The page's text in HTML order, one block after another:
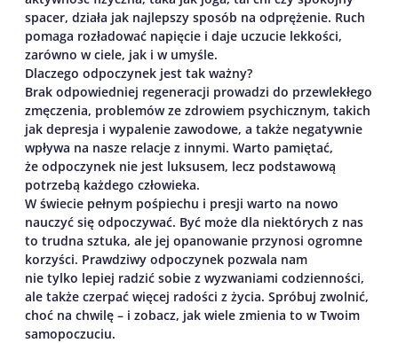
spacer, działa jak najlepszy sposób na odprężenie. Ruch
pomaga rozładować napięcie i daje uczucie lekkości,
zarówno w ciele, jak i w umyśle.
Dlaczego odpoczynek jest tak ważny?
Brak odpowiedniej regeneracji prowadzi do przewlekłego
zmęczenia, problemów ze zdrowiem psychicznym, takich
jak depresja i wypalenie zawodowe, a także negatywnie
wpływa na nasze relacje z innymi. Warto pamiętać,
że odpoczynek nie jest luksusem, lecz podstawową
potrzebą każdego człowieka.
W świecie pełnym pośpiechu i presji warto na nowo
nauczyć się odpoczywać. Być może dla niektórych z nas
to trudna sztuka, ale jej opanowanie przynosi ogromne
korzyści. Prawdziwy odpoczynek pozwala nam
nie tylko lepiej radzić sobie z wyzwaniami codzienności,
ale także czerpać więcej radości z życia. Spróbuj zwolnić,
choć na chwilę – i zobacz, jak wiele zmienia to w Twoim
samopoczuciu.